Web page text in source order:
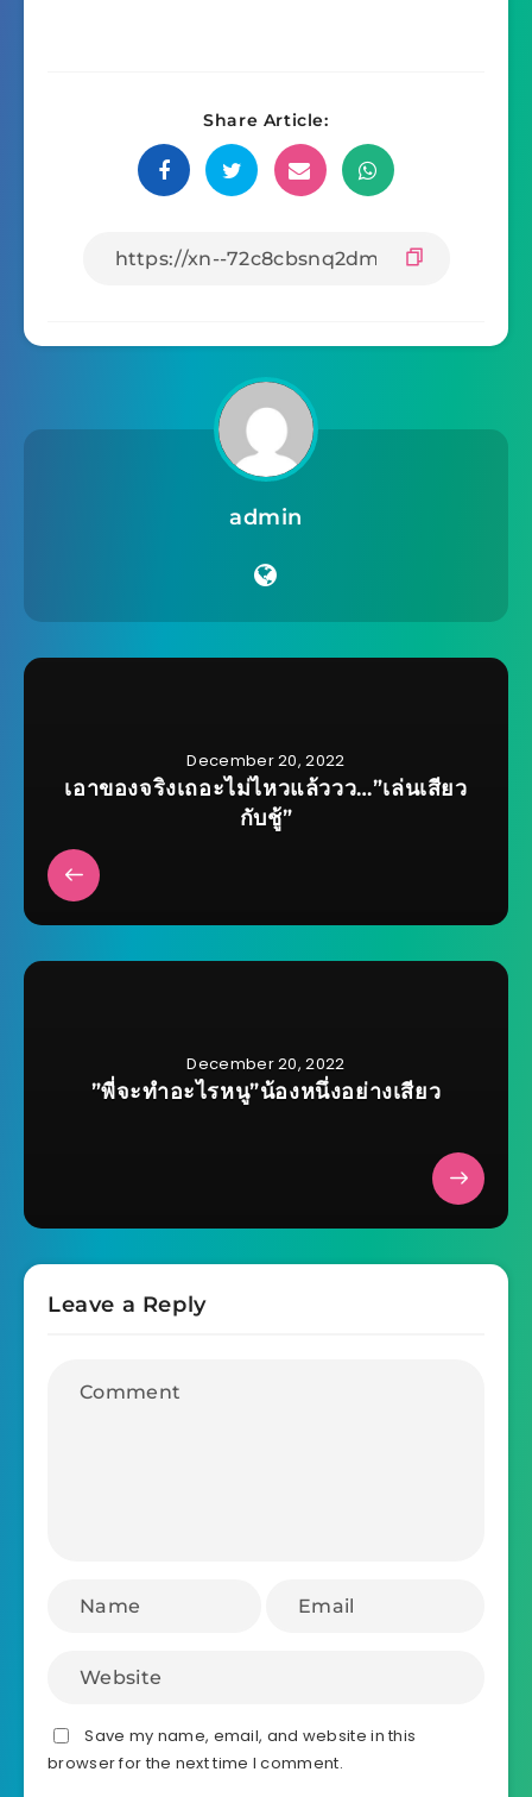
Share Article:
admin
December 20, 2022
เอาของจริงเถอะไม่ไหวแล้ววว…”เล่นเสียว
กับชู้”
December 20, 2022
”พี่จะทำอะไรหนู”น้องหนึ่งอย่างเสียว
Leave a Reply
Save my name, email, and website in this
browser for the next time I comment.